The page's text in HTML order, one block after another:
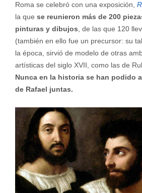
Roma se celebró con una exposición,
la que se reunieron más de 200
pinturas y dibujos , de las que 120
(también en ello fue un precursor: su
la época, sirvió de modelo de otras
artísticas del siglo XVII, como las de
Nunca en la historia se han podido
de Rafael juntas.